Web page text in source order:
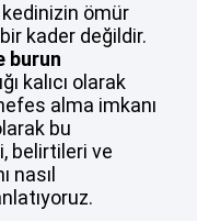
kedinizin ömür
kader değildir.
burun
kalıcı olarak
alma imkanı
bu
belirtileri ve
nasıl